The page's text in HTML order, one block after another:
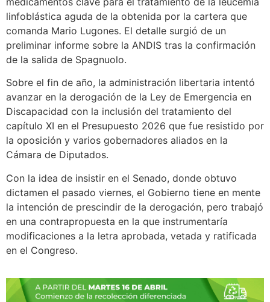
linfoblástica aguda de la obtenida por la cartera que
comanda Mario Lugones. El detalle surgió de un
preliminar informe sobre la ANDIS tras la confirmación
de la salida de Spagnuolo.
Sobre el fin de año, la administración libertaria intentó
avanzar en la derogación de la Ley de Emergencia en
Discapacidad con la inclusión del tratamiento del
capítulo XI en el Presupuesto 2026 que fue resistido por
la oposición y varios gobernadores aliados en la
Cámara de Diputados.
Con la idea de insistir en el Senado, donde obtuvo
dictamen el pasado viernes, el Gobierno tiene en mente
la intención de prescindir de la derogación, pero trabajó
en una contrapropuesta en la que instrumentaría
modificaciones a la letra aprobada, vetada y ratificada
en el Congreso.